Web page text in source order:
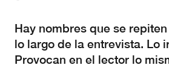
Hay nombres que se
lo largo de la entrevista. Lo
Provocan en el lector lo